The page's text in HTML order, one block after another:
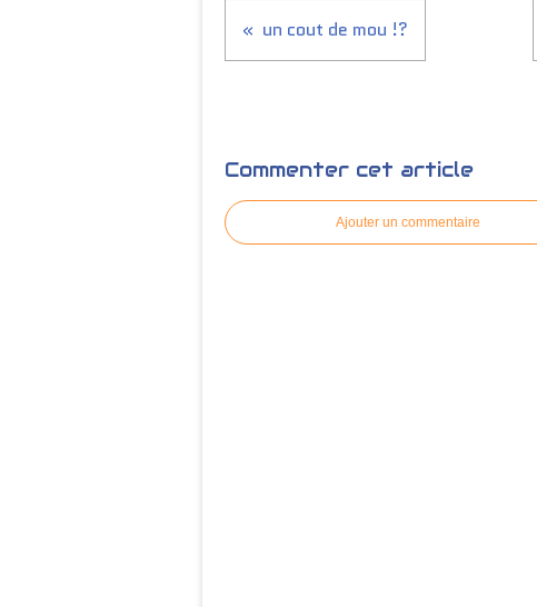
un cout de mou !?
Commenter cet article
Ajouter un commentaire